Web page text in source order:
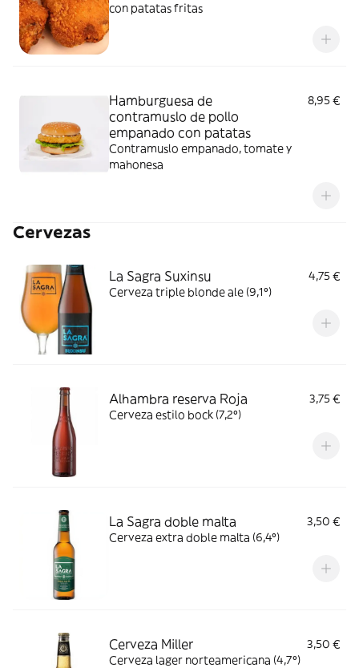
con patatas fritas
Hamburguesa de
contramuslo de pollo
empanado con patatas
8,95 €
Contramuslo empanado, tomate y
mahonesa
Cervezas
La Sagra Suxinsu
4,75 €
Cerveza triple blonde ale (9,1º)
Alhambra reserva Roja
3,75 €
Cerveza estilo bock (7,2º)
La Sagra doble malta
3,50 €
Cerveza extra doble malta (6,4º)
Cerveza Miller
3,50 €
Cerveza lager norteamericana (4,7º)